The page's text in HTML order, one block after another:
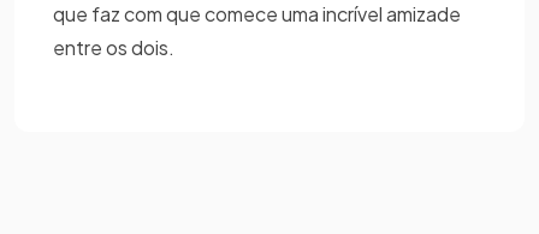
que faz com que comece uma incrível amizade
entre os dois.